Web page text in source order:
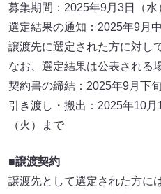
募集期間：2025年9月3日（水
選定結果の通知：2025年9月
譲渡先に選定された方に対し
なお、選定結果は公表される
契約書の締結：2025年9月下旬
引き渡し・搬出：2025年10月
（火）まで
■譲渡契約
譲渡先として選定された方に